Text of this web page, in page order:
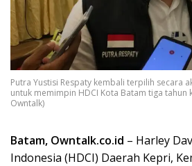
Putra Yustisi Respaty kembali terpilih secara
untuk memimpin HDCI Kota Batam tiga tahun
Owntalk)
Batam, Owntalk.co.id – Harley
Indonesia (HDCI) Daerah Kepri,